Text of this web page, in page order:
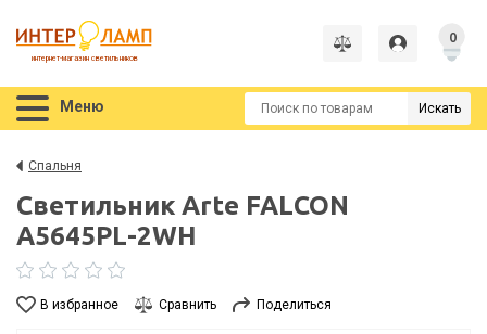
интернет-магазин светильников
0
Меню Искать
Спальня
Светильник Arte FALCON
A5645PL-2WH
В избранное Сравнить Поделиться